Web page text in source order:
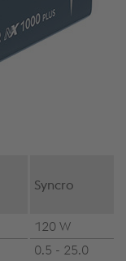
Syncro
120 W
0.5 - 25.0